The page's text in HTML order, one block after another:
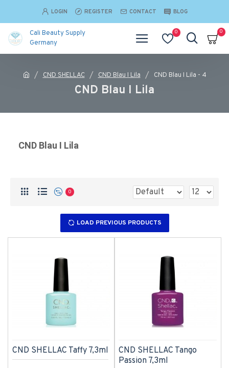
LOGIN REGISTER CONTACT BLOG
Cali Beauty Supply
Germany
0 0
CND SHELLAC CND Blau I Lila CND Blau I Lila - 4
CND Blau I Lila
CND Blau I Lila
0
LOAD PREVIOUS PRODUCTS
CND SHELLAC Taffy 7,3ml
CND SHELLAC Tango
Passion 7,3ml